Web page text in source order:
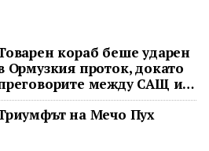
кораб беше ударен
Ормузкия проток, докато
между САЩ и
останаха в
на Мечо Пух